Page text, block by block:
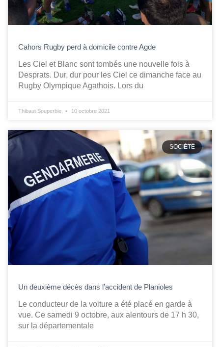
Cahors Rugby perd à domicile contre Agde
Les Ciel et Blanc sont tombés une nouvelle fois à
Desprats. Dur, dur pour les Ciel ce dimanche face au
Rugby Olympique Agathois. Lors du
Thibaut Souperbie 10 octobre 2021
SOCIÉTÉ
Un deuxième décès dans l’accident de Planioles
Le conducteur de la voiture a été placé en garde à
vue. Ce samedi 9 octobre, aux alentours de 17 h 30,
sur la départementale